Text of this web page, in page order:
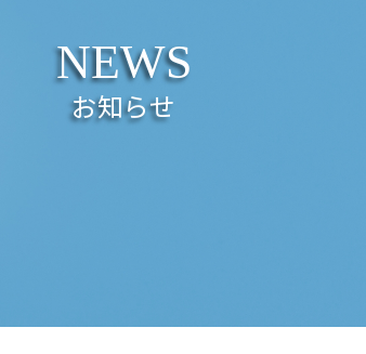
NEWS
お知らせ